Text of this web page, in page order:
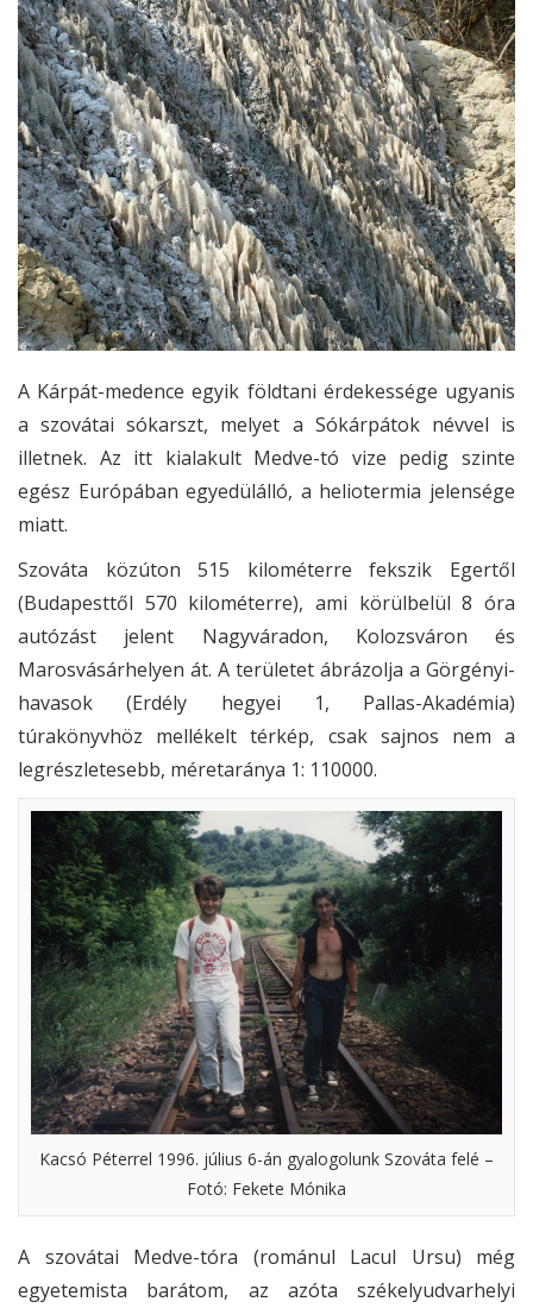
A Kárpát-medence egyik földtani érdekessége ugyanis
a szovátai sókarszt, melyet a Sókárpátok névvel is
illetnek. Az itt kialakult Medve-tó vize pedig szinte
egész Európában egyedülálló, a heliotermia jelensége
miatt.
Szováta közúton 515 kilométerre fekszik Egertől
(Budapesttől 570 kilométerre), ami körülbelül 8 óra
autózást jelent Nagyváradon, Kolozsváron és
Marosvásárhelyen át. A területet ábrázolja a Görgényi-
havasok (Erdély hegyei 1, Pallas-Akadémia)
túrakönyvhöz mellékelt térkép, csak sajnos nem a
legrészletesebb, méretaránya 1: 110000.
Kacsó Péterrel 1996. július 6-án gyalogolunk Szováta felé –
Fotó: Fekete Mónika
A szovátai Medve-tóra (románul Lacul Ursu) még
egyetemista barátom, az azóta székelyudvarhelyi